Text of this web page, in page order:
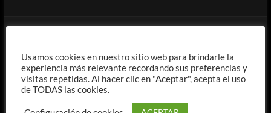
KING GLASS IMPORT S.L.
Usamos cookies en nuestro sitio web para brindarle la
experiencia más relevante recordando sus preferencias y
visitas repetidas. Al hacer clic en "Aceptar", acepta el uso
de TODAS las cookies.